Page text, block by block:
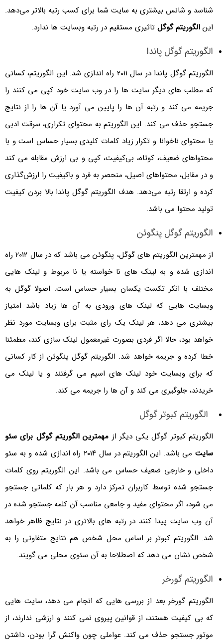
‌شناسد و شانس بیشتری به سایت شما برای کسب رتبه بالاتر می‌دهد.
اینالگوریتم گوگلتاثیری مستقیم در رتبه وبسایت ها ندارد.
الگوریتم گوگل پاندا
الگوریتم گوگل پاندا در سال 2011 راه اندازی شد. این الگوریتم، کسانی
که مطلب های دیگر سایت ها را در وب سایت خود کپی می کنند را
جریمه می کند و رتبه آن ها را پایین می آورد یا آن ها را از نتایج
جستجو حذف می کند. این الگوریتم به محتوای تکراری، سرقت ادبی
یا محتوای ناخوانا و تکرار زیاد کلمات کلیدی بسیار حساس است و با
محتواهای ضعیف، کوتاه، بی‌کیفیت، کپی و بی ‌ارزش مقابله می ‌کند
و در مقابل، محتواهای اصیل، منحصر به فرد و باکیفیت را ارزش‌گذاری
کرده و ارتقا رتبه می‌دهد. هدف الگوریتم گوگل پاندا بالا بردن کیفیت
تولید محتوا می باشد.
الگوریتم گوگل پنگوئن
از مهمترین الگوریتم های گوگل، پنگوئن می باشد که در سال ۲۰۱۲ راه
اندازی شده و به لینک‌ های نا خواسته یا نا مربوط و لینک‌ هایی
مختلف با انکر تکست یکسان بسیار حساس است. اصولا گوگل به
وبسایت هایی که لینک های ورودی به آن ها زیاد باشد امتیاز
بیشتری می دهد، هر لینک یک رای مثبت برای وبسایت مورد نظر
خواهد بود، حالا اگر فردی بصورت غیرمعمول لینک سازی کند، مطمئنا
خطا کرده و جریمه خواهد شد. الگوریتم گوگل پنگوئن از کار کسانی
که برای وبسایت خود لینک های اسپم می گرفتند و یا لینک می
خریدند، جلوگیری می کند و آن ها را جریمه می کند.
الگوریتم کبوتر گوگل
الگوریتم کبوتر گوگل یکی دیگر از مهمترین الگوریتم گوگل برای سئو
سایت
می باشد. این الگوریتم در سال ۲۰۱۴ راه اندازی شده و به سئو
داخلی و خارجی ضعیف حساس می باشد. این الگوریتم روی کلمات
جستجو شده توسط کاربران تمرکز دارد و هر بار که کلماتی جستجو
می شود، اگر محتوای مفید و جامعی مناسب آن کلمه جستجو شده در
آن وب سایت پیدا کنند در رتبه های بالاتری در نتایج ظاهر خواهد
شد. الگوریتم کبوتر بر اساس محل شخص هم نتایج متفاوتی را به
شخص نشان می دهد که اصطلاحا به آن سئوی محلی می گویند.
الگوریتم گورخر
الگوریتم گورخر بعد از بررسی ‌هایی که انجام می دهد، سایت‌ هایی
که بی‌ کیفیت هستند، از قوانین پیروی نمی کنند و ارزشی ندارند، از
موتور جستجو حذف می کند. عواملی چون واکنش گرا بودن، داشتن